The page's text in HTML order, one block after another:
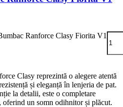
Ranforce Clasy Fiorita V1
Clasy reprezintă o alegere atentă
și eleganță în lenjeria de pat.
la detalii, este o completare
oferind un somn odihnitor și plăcut.